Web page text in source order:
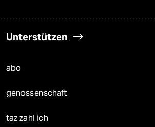
Unterstützen
abo
genossenschaft
taz zahl ich